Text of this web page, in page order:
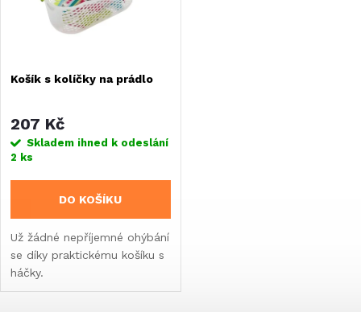
p
r
o
d
u
k
s
p
r
o
d
u
Košík s kolíčky na prádlo
207 Kč
Skladem ihned k odeslání
2 ks
DO KOŠÍKU
Už žádné nepříjemné ohýbání
se díky praktickému košíku s
háčky.